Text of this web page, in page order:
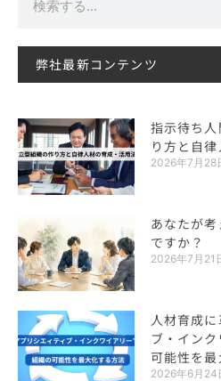
弊社最新コンテンツ
指示待ち
り方と自
2026年7月28
あなたが
ですか？
2026年7月21
人材育成
ブ・イン
可能性を
2026年6月24